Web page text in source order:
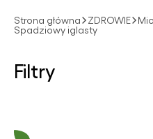
Strona główna ZDROWIE
Spadziowy iglasty
Filtry
Marki